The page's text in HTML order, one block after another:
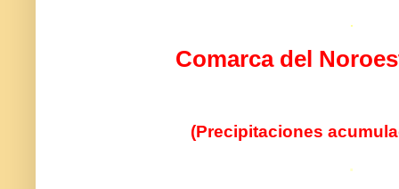
.
Comarca del
(Precipitaciones
.